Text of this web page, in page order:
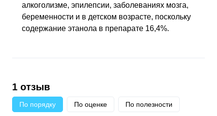
алкоголизме, эпилепсии, заболеваниях мозга,
беременности и в детском возрасте, поскольку
содержание этанола в препарате 16,4%.
1 отзыв
По порядку По оценке По полезности